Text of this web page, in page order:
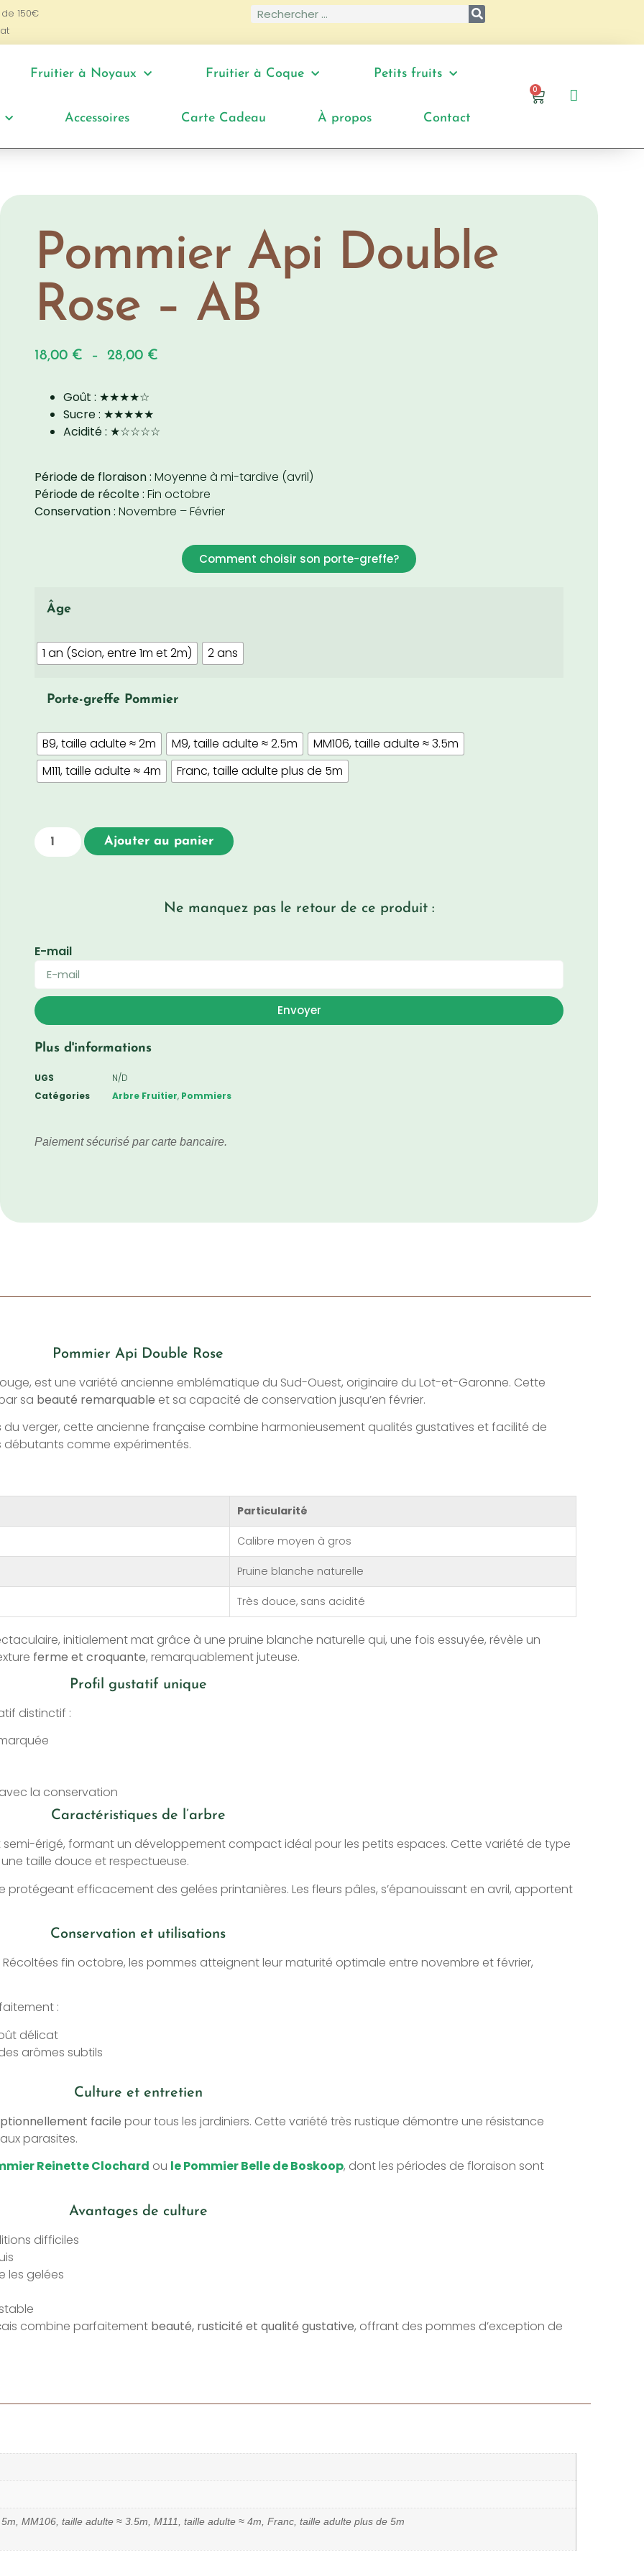
150€
Fruitier à Noyaux Fruitier à Coque Petits fruits
Accessoires Carte Cadeau À propos Contact
0
Pommier Api Double
Rose – AB
18,00 € – 28,00 €
Goût : ★★★★☆
Sucre : ★★★★★
Acidité : ★☆☆☆☆
Période de floraison : Moyenne à mi-tardive (avril)
Période de récolte : Fin octobre
Conservation : Novembre – Février
Comment choisir son porte-greffe?
Âge
1 an (Scion, entre 1m et 2m) 2 ans
Porte-greffe Pommier
B9, taille adulte ≈ 2m M9, taille adulte ≈ 2.5m
MM106, taille adulte ≈ 3.5m
M111, taille adulte ≈ 4m
Franc, taille adulte plus de 5m
Ajouter au panier
Ne manquez pas le retour de ce produit :
E-mail
Envoyer
Plus d'informations
UGS
N/D
Catégories
Arbre Fruitier, Pommiers
Paiement sécurisé par carte bancaire.
Pommier Api Double Rose
est une variété ancienne emblématique du Sud-Ouest, originaire du Lot-et-Garonne. Cette
sa beauté remarquable et sa capacité de conservation jusqu’en février.
du verger, cette ancienne française combine harmonieusement qualités gustatives et facilité de
débutants comme expérimentés.
Particularité
Calibre moyen à gros
Pruine blanche naturelle
Très douce, sans acidité
initialement mat grâce à une pruine blanche naturelle qui, une fois essuyée, révèle un
ferme et croquante, remarquablement juteuse.
Profil gustatif unique
distinctif :
la conservation
Caractéristiques de l’arbre
érigé, formant un développement compact idéal pour les petits espaces. Cette variété de type
taille douce et respectueuse.
protégeant efficacement des gelées printanières. Les fleurs pâles, s’épanouissant en avril, apportent
Conservation et utilisations
Récoltées fin octobre, les pommes atteignent leur maturité optimale entre novembre et février,
:
délicat
arômes subtils
Culture et entretien
facile pour tous les jardiniers. Cette variété très rustique démontre une résistance
parasites.
Reinette Clochard ou le Pommier Belle de Boskoop, dont les périodes de floraison sont
Avantages de culture
difficiles
les gelées
combine parfaitement beauté, rusticité et qualité gustative, offrant des pommes d’exception de
MM106, taille adulte ≈ 3.5m, M111, taille adulte ≈ 4m, Franc, taille adulte plus de 5m